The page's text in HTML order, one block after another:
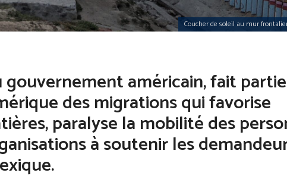
Coucher de soleil au mur
gouvernement américain, fait
des migrations qui favorise
paralyse la mobilité des
à soutenir les